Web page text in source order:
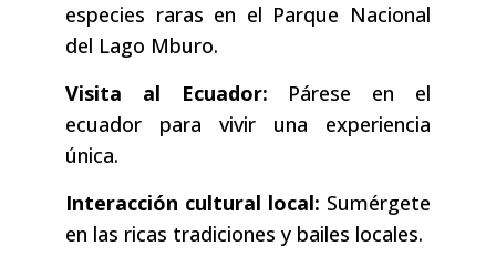
especies raras en el Parque Nacional
del Lago Mburo.
Visita al Ecuador: Párese en el
ecuador para vivir una experiencia
única.
Interacción cultural local: Sumérgete
en las ricas tradiciones y bailes locales.